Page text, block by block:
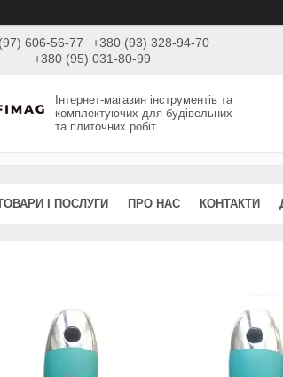
606-56-77
+380 (93) 328-94-70
+380 (95) 031-80-99
Інтернет-магазин інструментів та
комплектуючих для будівельних
та плиточних робіт
І ПОСЛУГИ ПРО НАС КОНТАКТИ